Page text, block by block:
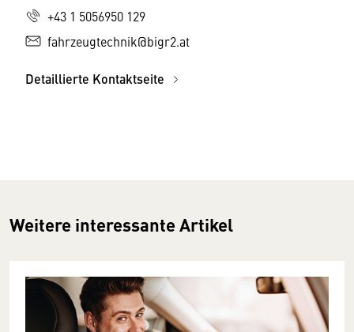
+43 1 5056950 129
fahrzeugtechnik@bigr2.at
Detaillierte Kontaktseite
Weitere interessante Artikel